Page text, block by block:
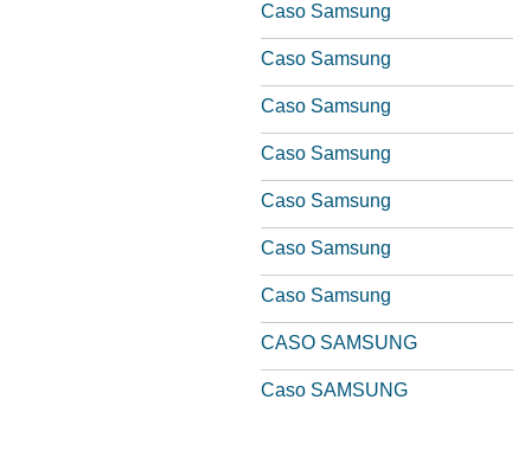
Caso Samsung
Caso Samsung
Caso Samsung
Caso Samsung
Caso Samsung
Caso Samsung
Caso Samsung
CASO SAMSUNG
Caso SAMSUNG